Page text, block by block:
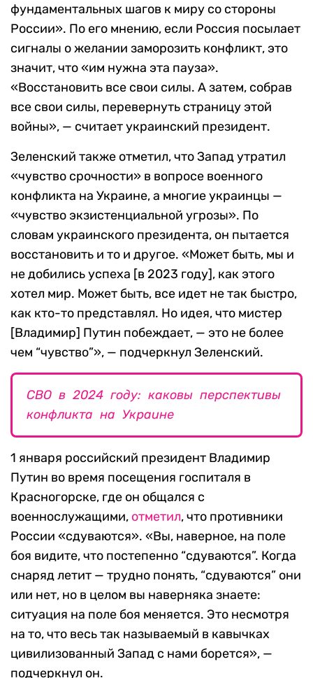
фундаментальных шагов к миру со стороны
России». По его мнению, если Россия посылает
сигналы о желании заморозить конфликт, это
значит, что «им нужна эта пауза».
«Восстановить все свои силы. А затем, собрав
все свои силы, перевернуть страницу этой
войны», — считает украинский президент.
Зеленский также отметил, что Запад утратил
«чувство срочности» в вопросе военного
конфликта на Украине, а многие украинцы —
«чувство экзистенциальной угрозы». По
словам украинского президента, он пытается
восстановить и то и другое. «Может быть, мы и
не добились успеха [в 2023 году], как этого
хотел мир. Может быть, все идет не так быстро,
как кто-то представлял. Но идея, что мистер
[Владимир] Путин побеждает, — это не более
чем “чувство”», — подчеркнул Зеленский.
СВО в 2024 году: каковы перспективы
конфликта на Украине
1 января российский президент Владимир
Путин во время посещения госпиталя в
Красногорске, где он общался с
военнослужащими, отметил, что противники
России «сдуваются». «Вы, наверное, на поле
боя видите, что постепенно “сдуваются”. Когда
снаряд летит — трудно понять, “сдуваются” они
или нет, но в целом вы наверняка знаете:
ситуация на поле боя меняется. Это несмотря
на то, что весь так называемый в кавычках
цивилизованный Запад с нами борется», —
подчеркнул он.